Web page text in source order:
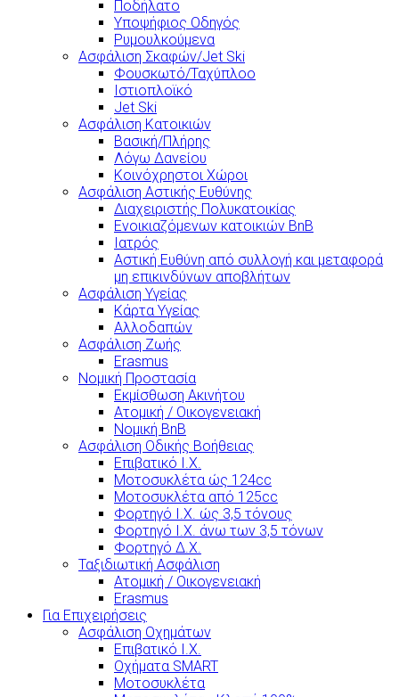
Ποδήλατο
Υποψήφιος Οδηγός
Ρυμουλκούμενα
Ασφάλιση Σκαφών/Jet Ski
Φουσκωτό/Ταχύπλοο
Ιστιοπλοϊκό
Jet Ski
Ασφάλιση Κατοικιών
Βασική/Πλήρης
Λόγω Δανείου
Κοινόχρηστοι Χώροι
Ασφάλιση Αστικής Ευθύνης
Διαχειριστής Πολυκατοικίας
Ενοικιαζόμενων κατοικιών BnB
Ιατρός
Αστική Ευθύνη από συλλογή και μεταφορά
μη επικινδύνων αποβλήτων
Ασφάλιση Υγείας
Κάρτα Υγείας
Αλλοδαπών
Ασφάλιση Ζωής
Erasmus
Νομική Προστασία
Εκμίσθωση Ακινήτου
Ατομική / Οικογενειακή
Νομική BnB
Ασφάλιση Οδικής Βοήθειας
Επιβατικό Ι.Χ.
Μοτοσυκλέτα ώς 124cc
Μοτοσυκλέτα από 125cc
Φορτηγό Ι.Χ. ώς 3,5 τόνους
Φορτηγό Ι.Χ. άνω των 3,5 τόνων
Φορτηγό Δ.Χ.
Ταξιδιωτική Ασφάλιση
Ατομική / Οικογενειακή
Erasmus
Για Επιχειρήσεις
Ασφάλιση Οχημάτων
Επιβατικό Ι.Χ.
Οχήματα SMART
Μοτοσυκλέτα